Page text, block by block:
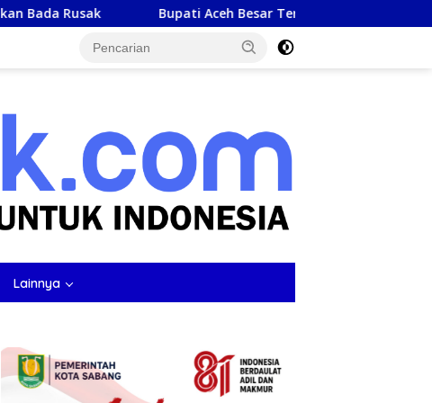
Bupati Aceh Besar Terima Dividen Bank Aceh Syariah Rp4,76 Miliar
Lainnya